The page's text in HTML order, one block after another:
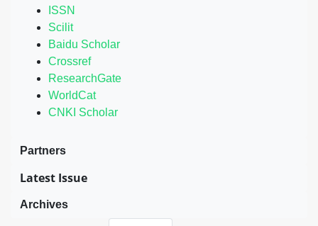
ISSN
Scilit
Baidu Scholar
Crossref
ResearchGate
WorldCat
CNKI Scholar
Partners
Latest Issue
Archives